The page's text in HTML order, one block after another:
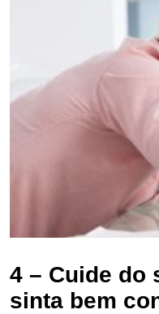
4 – Cuide do
sinta bem